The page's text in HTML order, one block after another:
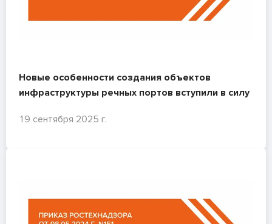
Новые особенности создания объектов
инфраструктуры речных портов вступили в силу
19 сентября 2025 г.